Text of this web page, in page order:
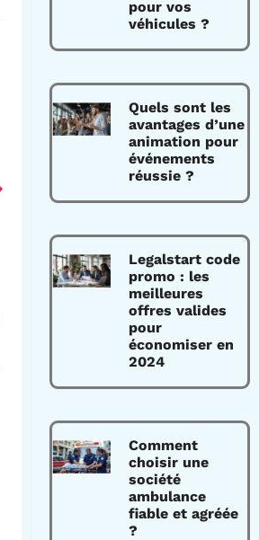
pour vos
véhicules ?
Quels sont les
avantages d’une
animation pour
événements
réussie ?
Legalstart code
promo : les
meilleures
offres valides
pour
économiser en
2024
Comment
choisir une
société
ambulance
fiable et agréée
?